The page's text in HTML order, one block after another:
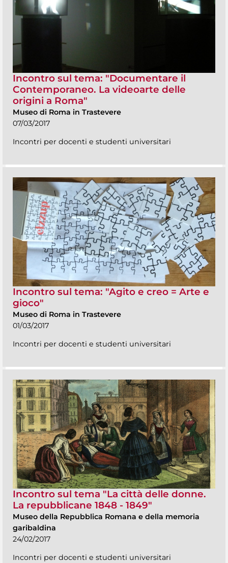
Incontro sul tema: "Documentare il
Contemporaneo. La videoarte delle
origini a Roma"
Museo di Roma in Trastevere
07/03/2017
Incontri per docenti e studenti universitari
Incontro sul tema: "Agito e creo = Arte e
gioco"
Museo di Roma in Trastevere
01/03/2017
Incontri per docenti e studenti universitari
Incontro sul tema "La città delle donne.
La repubblicane 1848 - 1849"
Museo della Repubblica Romana e della memoria
garibaldina
24/02/2017
Incontri per docenti e studenti universitari